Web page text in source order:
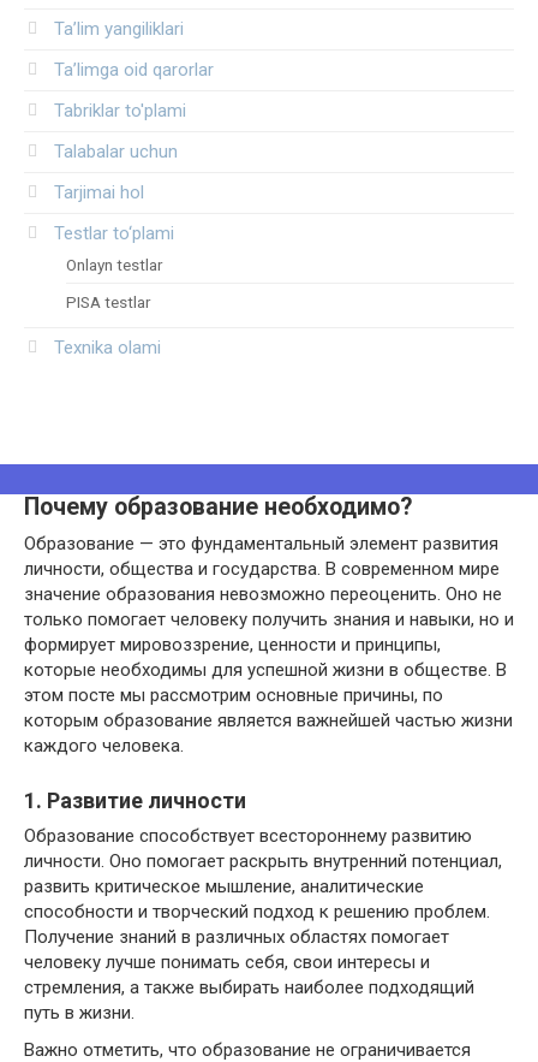
Ta’lim yangiliklari
Ta’limga oid qarorlar
Tabriklar to'plami
Talabalar uchun
Tarjimai hol
Testlar to‘plami
Onlayn testlar
PISA testlar
Texnika olami
Почему образование необходимо?
Образование — это фундаментальный элемент развития
личности, общества и государства. В современном мире
значение образования невозможно переоценить. Оно не
только помогает человеку получить знания и навыки, но и
формирует мировоззрение, ценности и принципы,
которые необходимы для успешной жизни в обществе. В
этом посте мы рассмотрим основные причины, по
которым образование является важнейшей частью жизни
каждого человека.
1. Развитие личности
Образование способствует всестороннему развитию
личности. Оно помогает раскрыть внутренний потенциал,
развить критическое мышление, аналитические
способности и творческий подход к решению проблем.
Получение знаний в различных областях помогает
человеку лучше понимать себя, свои интересы и
стремления, а также выбирать наиболее подходящий
путь в жизни.
Важно отметить, что образование не ограничивается